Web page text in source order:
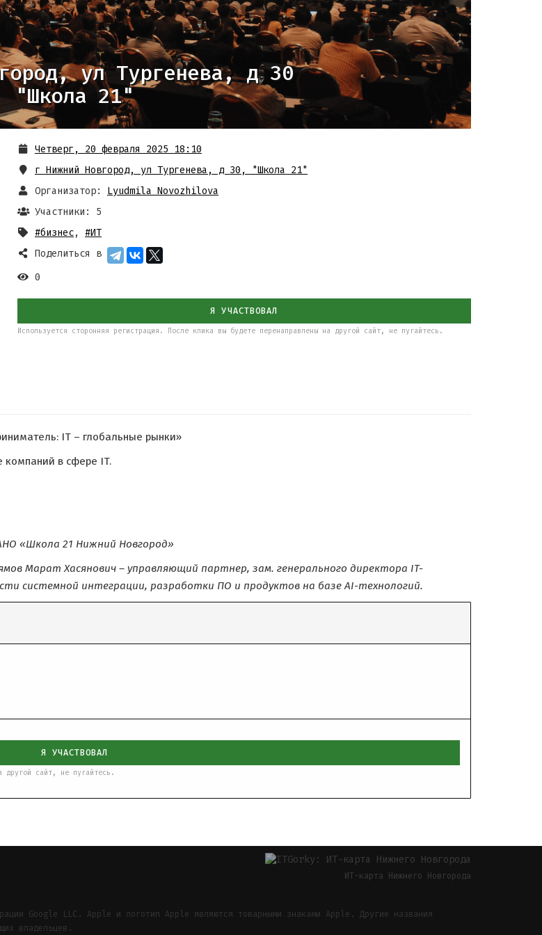
ул Тургенева, д 30
"Школа 21"
Четверг, 20 февраля 2025 18:10
г Нижний Новгород, ул Тургенева, д 30 ,
"Школа 21"
Организатор:
Lyudmila Novozhilova
Участники: 5
#бизнес, #ИТ
Поделиться в
0
Я УЧАСТВОВАЛ
Используется сторонняя регистрация. После клика вы будете перенаправлены на другой сайт, не пугайтесь.
IT – глобальные рынки»
компаний в сфере IT.
«Школа 21 Нижний Новгород»
Марат Хасянович – управляющий партнер, зам. генерального директора IT-
системной интеграции, разработки ПО и продуктов на базе AI-технологий.
Я УЧАСТВОВАЛ
другой сайт, не пугайтесь.
ИТ-карта Нижнего Новгорода
Google LLC. Apple и логотип Apple являются товарными знаками Apple. Другие названия
владельцев.